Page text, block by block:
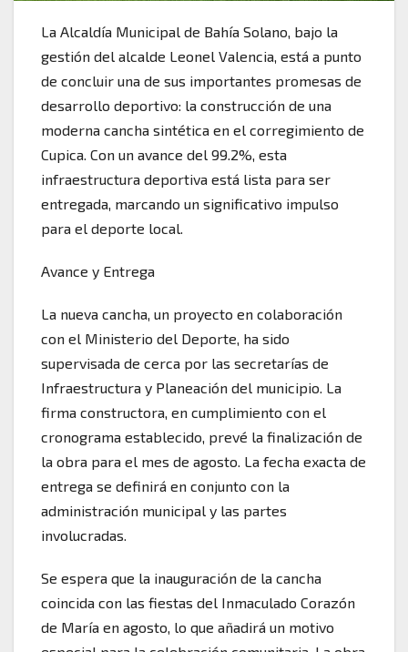
La Alcaldía Municipal de Bahía Solano, bajo la
gestión del alcalde Leonel Valencia, está a punto
de concluir una de sus importantes promesas de
desarrollo deportivo: la construcción de una
moderna cancha sintética en el corregimiento de
Cupica. Con un avance del 99.2%, esta
infraestructura deportiva está lista para ser
entregada, marcando un significativo impulso
para el deporte local.
Avance y Entrega
La nueva cancha, un proyecto en colaboración
con el Ministerio del Deporte, ha sido
supervisada de cerca por las secretarías de
Infraestructura y Planeación del municipio. La
firma constructora, en cumplimiento con el
cronograma establecido, prevé la finalización de
la obra para el mes de agosto. La fecha exacta de
entrega se definirá en conjunto con la
administración municipal y las partes
involucradas.
Se espera que la inauguración de la cancha
coincida con las fiestas del Inmaculado Corazón
de María en agosto, lo que añadirá un motivo